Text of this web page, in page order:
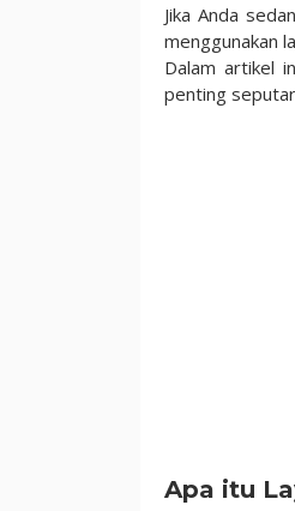
6
Jenis
Layanan
Travel
Jika Anda
menggunakan
Dalam artikel
penting
Apa itu